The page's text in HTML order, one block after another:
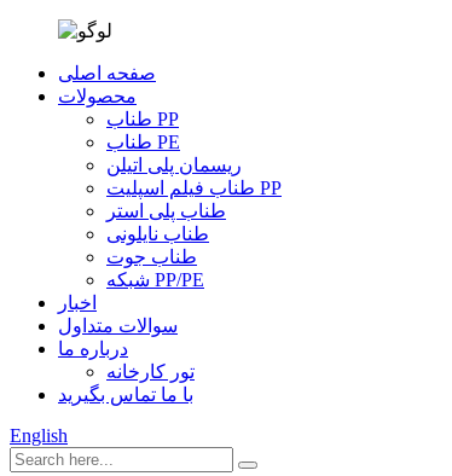
صفحه اصلی
محصولات
طناب PP
طناب PE
ریسمان پلی اتیلن
طناب فیلم اسپلیت PP
طناب پلی استر
طناب نایلونی
طناب جوت
شبکه PP/PE
اخبار
سوالات متداول
درباره ما
تور کارخانه
با ما تماس بگیرید
English